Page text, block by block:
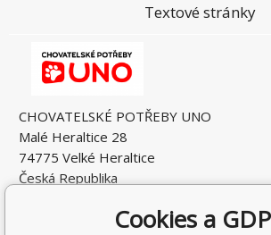
CHOVATELSKÉ POTŘEBY UNO
Malé Heraltice 28
74775 Velké Heraltice
Česká Republika
DIČ: CZ7405265549
Textové stránky
Cookies a